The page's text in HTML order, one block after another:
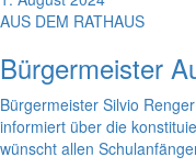
AUS DEM RATHAUS
Bürgermeister
Bürgermeister Silvio
informiert über die
wünscht allen